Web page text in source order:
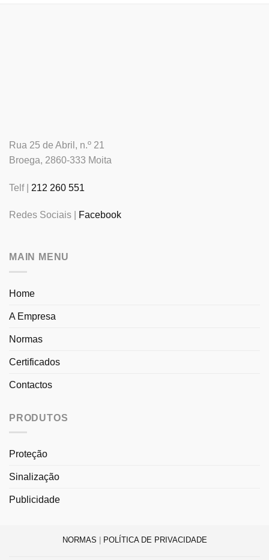
Rua 25 de Abril, n.º 21
Broega, 2860-333 Moita
Telf | 212 260 551
Redes Sociais | Facebook
MAIN MENU
Home
A Empresa
Normas
Certificados
Contactos
PRODUTOS
Proteção
Sinalização
Publicidade
NORMAS POLÍTICA DE PRIVACIDADE